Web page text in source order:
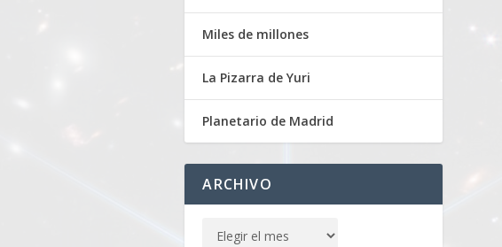
Miles de millones
La Pizarra de Yuri
Planetario de Madrid
ARCHIVO